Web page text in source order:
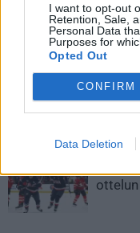
I want to opt-out
Retention, Sale,
Personal Data
Purposes for
Opted Out
CONFIRM
Data Deletion